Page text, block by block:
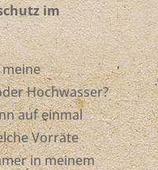
im
Hochwasser?
auf einmal
Vorräte
in meinem